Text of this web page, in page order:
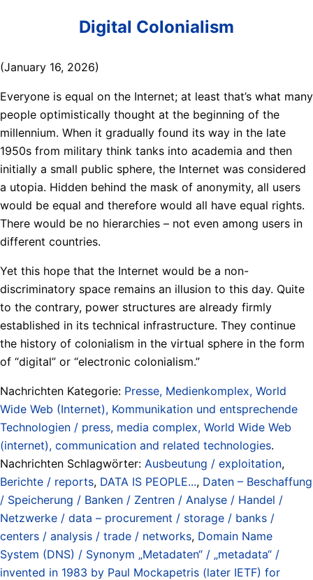
Digital Colonialism
(January 16, 2026)
Everyone is equal on the Internet; at least that’s what many
people optimistically thought at the beginning of the
millennium. When it gradually found its way in the late
1950s from military think tanks into academia and then
initially a small public sphere, the Internet was considered
a utopia. Hidden behind the mask of anonymity, all users
would be equal and therefore would all have equal rights.
There would be no hierarchies – not even among users in
different countries.
Yet this hope that the Internet would be a non-
discriminatory space remains an illusion to this day. Quite
to the contrary, power structures are already firmly
established in its technical infrastructure. They continue
the history of colonialism in the virtual sphere in the form
of “digital” or “electronic colonialism.”
Nachrichten Kategorie: Presse, Medienkomplex, World
Wide Web (Internet), Kommunikation und entsprechende
Technologien / press, media complex, World Wide Web
(internet), communication and related technologies.
Nachrichten Schlagwörter: Ausbeutung / exploitation,
Berichte / reports, DATA IS PEOPLE..., Daten – Beschaffung
/ Speicherung / Banken / Zentren / Analyse / Handel /
Netzwerke / data – procurement / storage / banks /
centers / analysis / trade / networks, Domain Name
System (DNS) / Synonym „Metadaten“ / „metadata“ /
invented in 1983 by Paul Mockapetris (later IETF) for